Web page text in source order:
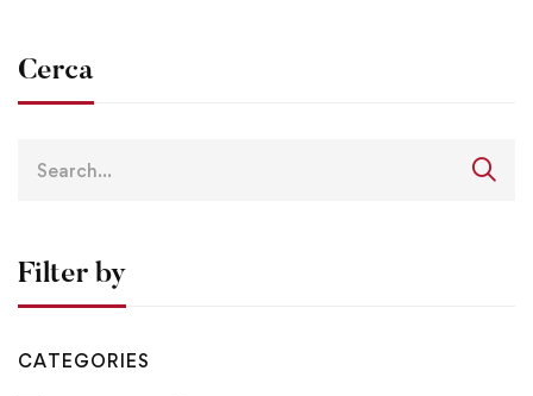
Cerca
Filter by
CATEGORIES